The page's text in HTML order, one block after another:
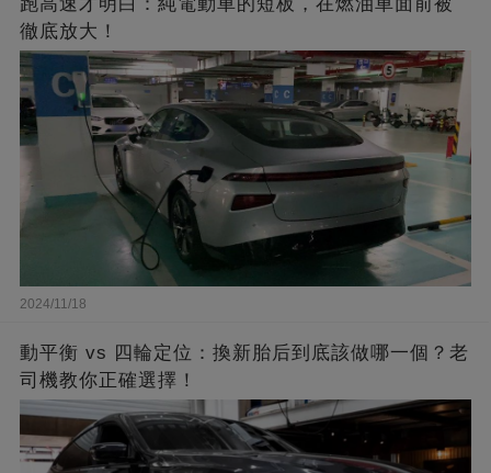
徹底放大！
2024/11/18
動平衡 vs 四輪定位：換新胎后到底該做哪一個？老
司機教你正確選擇！